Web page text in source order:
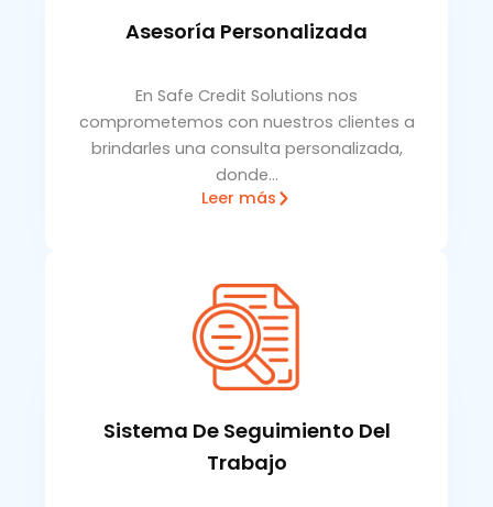
Asesoría Personalizada
En Safe Credit Solutions nos
comprometemos con nuestros clientes a
brindarles una consulta personalizada,
donde…
Leer más
Sistema De Seguimiento Del
Trabajo